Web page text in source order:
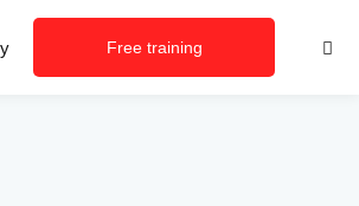
Free training